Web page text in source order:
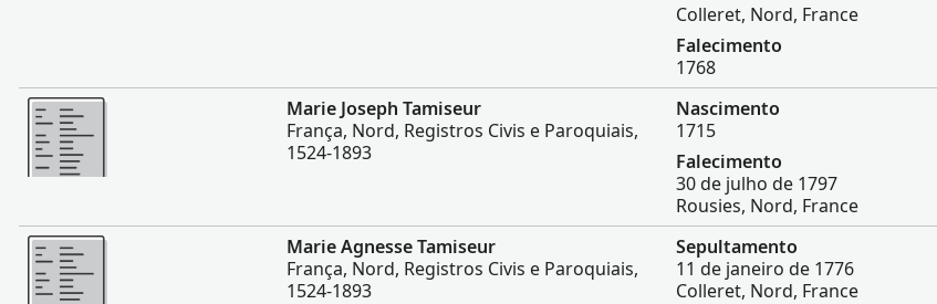
Colleret, Nord, France
Falecimento
1768
Mais
Marie Joseph Tamiseur
França, Nord, Registros Civis e Paroquiais,
1524-1893
Nascimento
1715
Falecimento
30 de julho de 1797
Rousies, Nord, France
Mais
Marie Agnesse Tamiseur
França, Nord, Registros Civis e Paroquiais,
1524-1893
Sepultamento
11 de janeiro de 1776
Colleret, Nord, France